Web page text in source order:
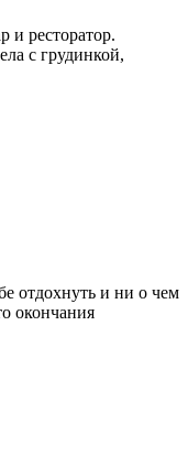
и ресторатор.
с грудинкой,
отдохнуть и ни о чем
окончания